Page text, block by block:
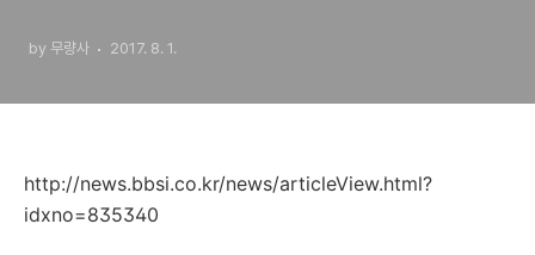
by 무량사 2017. 8. 1.
http://news.bbsi.co.kr/news/articleView.html?
idxno=835340